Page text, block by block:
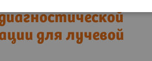
для лучевой